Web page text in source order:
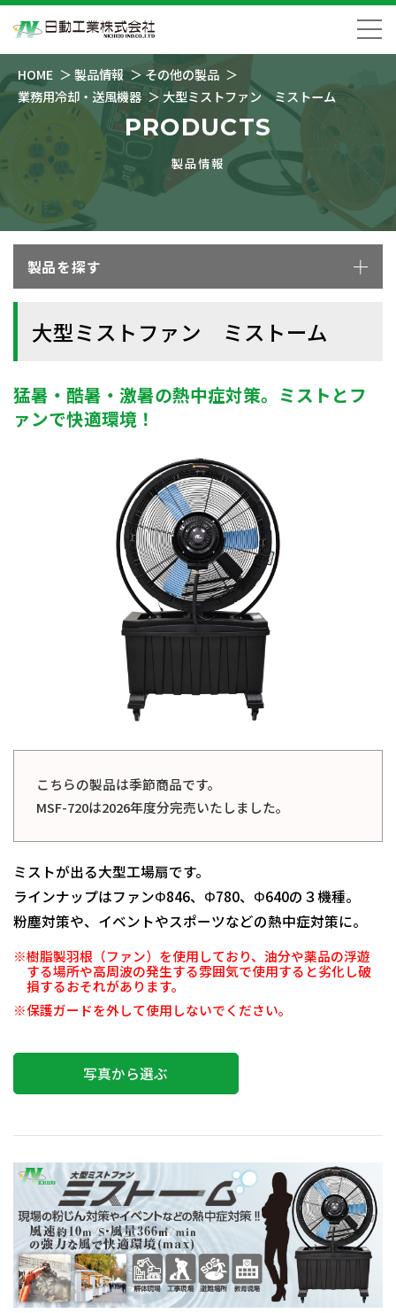
HOME 製品情報
その他の製品
業務用冷却・送風機器
大型ミストファン ミストーム
PRODUCTS
製品情報
製品を探す
大型ミストファン ミストーム
猛暑・酷暑・激暑の熱中症対策。ミストとフ
ァンで快適環境！
こちらの製品は季節商品です。
MSF-720は2026年度分完売いたしました。
ミストが出る大型工場扇です。
ラインナップはファンΦ846、Φ780、Φ640の３機種。
粉塵対策や、イベントやスポーツなどの熱中症対策に。
※樹脂製羽根（ファン）を使用しており、油分や薬品の浮遊
する場所や高周波の発生する雰囲気で使用すると劣化し破
損するおそれがあります。
※保護ガードを外して使用しないでください。
写真から選ぶ